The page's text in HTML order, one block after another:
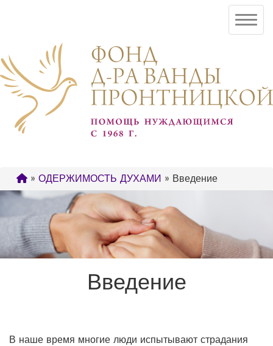
» ОДЕРЖИМОСТЬ ДУХАМИ » Введение
Введение
В наше время многие люди испытывают страдания